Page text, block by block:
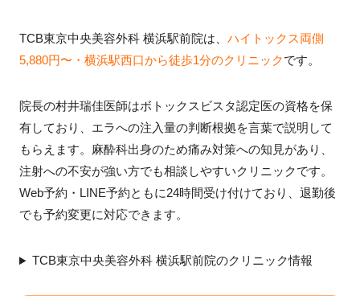
TCB東京中央美容外科 横浜駅前院は、 ハイトックス両側
5,880円〜・横浜駅西口から徒歩1分のクリニックです。
院長の村井瑞佳医師はボトックスビスタ認定医の資格を保
有しており、エラへの注入量の判断根拠を言葉で説明して
もらえます。麻酔科出身のため痛み対策への知見があり、
注射への不安が強い方でも相談しやすいクリニックです。
Web予約・LINE予約ともに24時間受け付けており、退勤後
でも予約変更に対応できます。
TCB東京中央美容外科 横浜駅前院のクリニック情報